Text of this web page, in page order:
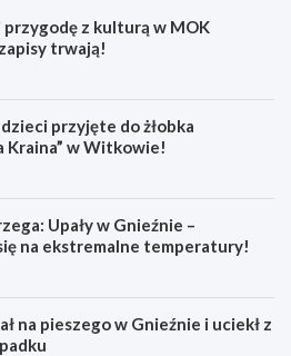
przygodę z kulturą w MOK
trwają!
przyjęte do żłobka
Kraina” w Witkowie!
Upały w Gnieźnie –
na ekstremalne temperatury!
na pieszego w Gnieźnie i uciekł z